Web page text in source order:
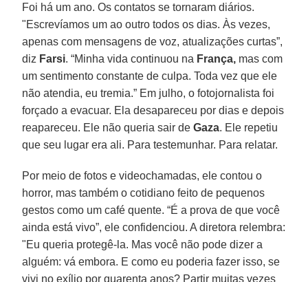
Foi há um ano. Os contatos se tornaram diários.
"Escrevíamos um ao outro todos os dias. Às vezes,
apenas com mensagens de voz, atualizações curtas”,
diz Farsi. “Minha vida continuou na França, mas com
um sentimento constante de culpa. Toda vez que ele
não atendia, eu tremia.” Em julho, o fotojornalista foi
forçado a evacuar. Ela desapareceu por dias e depois
reapareceu. Ele não queria sair deGaza. Ele repetiu
que seu lugar era ali. Para testemunhar. Para relatar.
Por meio de fotos e videochamadas, ele contou o
horror, mas também o cotidiano feito de pequenos
gestos como um café quente. “É a prova de que você
ainda está vivo”, ele confidenciou. A diretora relembra:
"Eu queria protegê-la. Mas você não pode dizer a
alguém: vá embora. E como eu poderia fazer isso, se
vivi no exílio por quarenta anos? Partir muitas vezes